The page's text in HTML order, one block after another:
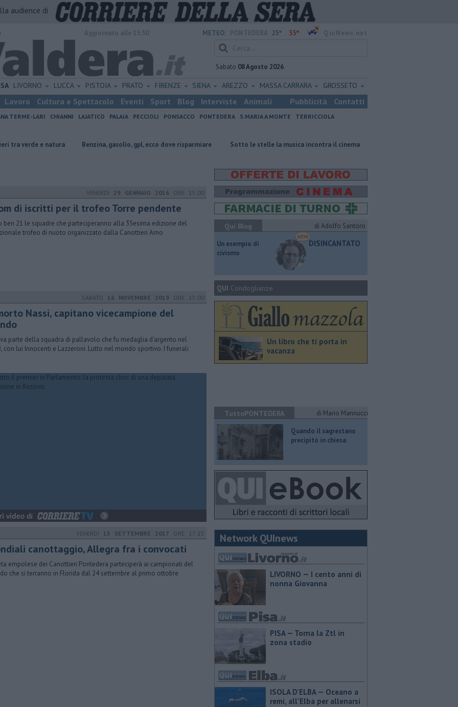
audience di
METEO: 25° 35°
Sabato 08 Agosto 2026
LIVORNO LUCCA PISTOIA PRATO FIRENZE SIENA AREZZO MASSA CARRARA GROSSETO
Lavoro Cultura e Spettacolo Eventi Sport Blog Interviste Animali Pubblicità Contatti
TERME-LARI CHIANNI LAJATICO PALAIA PECCIOLI PONSACCO PONTEDERA S.MARIA A MONTE
TERRICCIOLA
natura ​Benzina, gasolio, gpl, ecco dove risparmiare Sotto le stelle la musica incontra il cinema Macelloni, "sull'ossicombustore
VENERDÌ 29 GENNAIO 2016 ORE 15:00
di iscritti per il trofeo Torre pendente
ben 21 le squadre che parteciperanno alla 35esima edizione del
trofeo di nuoto organizzato dalla Canottieri Arno
SABATO 16 NOVEMBRE 2019 ORE 15:00
Nassi, capitano vicecampione del
parte della squadra di pallavolo che fu medaglia d'argento nel
con lui Innocenti e Lazzeroni. Lutto nel mondo sportivo. I funerali
VENERDÌ 15 SETTEMBRE 2017 ORE 17:15
canottaggio, Allegra fra i convocati
empolese dei Canottieri Pontedera parteciperà ai campionati del
che si terranno in Florida dal 24 settembre al primo ottobre
Qui Blog di Adolfo Santoro
​Un esempio di
civismo
DISINCANTATO
QUI Condoglianze
Un libro che ti porta in
vacanza
TuttoPONTEDERA di Mario Mannucci
Quando il sagrestano
precipitò in chiesa
Network QUInews
LIVORNO — I cento anni di
nonna Giovanna
PISA — Torna la Ztl in
zona stadio
ISOLA D'ELBA — Oceano a
remi, all'Elba per allenarsi